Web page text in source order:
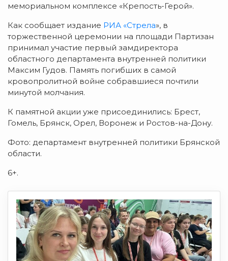
мемориальном комплексе «Крепость-Герой».
Как сообщает издание РИА «Стрела», в
торжественной церемонии на площади Партизан
принимал участие первый замдиректора
областного департамента внутренней политики
Максим Гудов. Память погибших в самой
кровопролитной войне собравшиеся почтили
минутой молчания.
К памятной акции уже присоединились: Брест,
Гомель, Брянск, Орел, Воронеж и Ростов-на-Дону.
Фото: департамент внутренней политики Брянской
области.
6+.